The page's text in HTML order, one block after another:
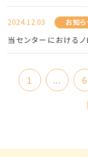
2024.12.03 お知
当センターにおける
1 ... 6